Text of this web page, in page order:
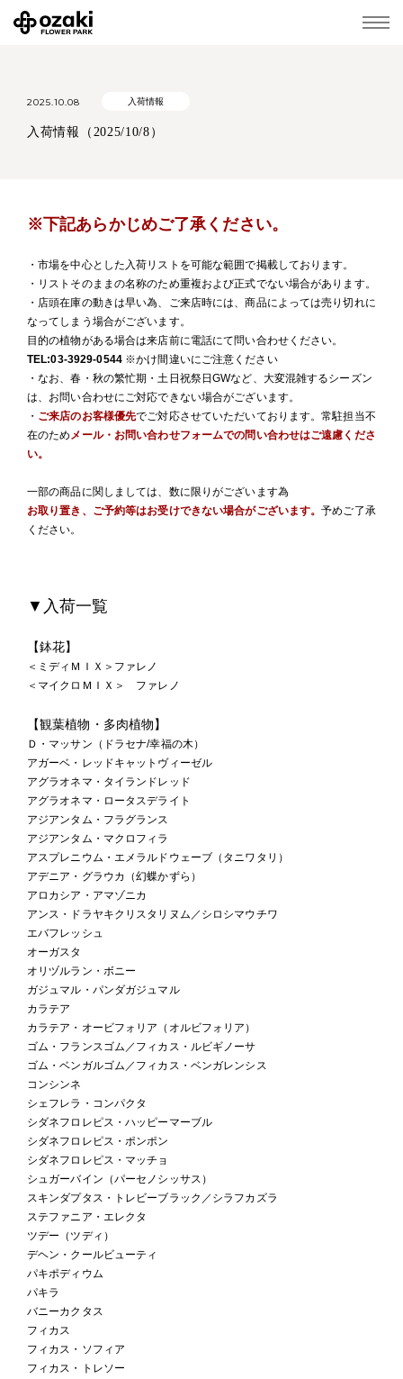
2025.10.08 入荷情報
入荷情報（2025/10/8）
※下記あらかじめご了承ください。
・市場を中心とした入荷リストを可能な範囲で掲載しております。
・リストそのままの名称のため重複および正式でない場合があります。
・店頭在庫の動きは早い為、ご来店時には、商品によっては売り切れに
なってしまう場合がございます。
目的の植物がある場合は来店前に電話にて問い合わせください。
TEL:03-3929-0544※かけ間違いにご注意ください
・なお、春・秋の繁忙期・土日祝祭日GWなど、大変混雑するシーズン
は、お問い合わせにご対応できない場合がございます。
・ ご来店のお客様優先でご対応させていただいております。常駐担当不
在のため メール・お問い合わせフォームでの問い合わせはご遠慮くださ
い。
一部の商品に関しましては、数に限りがございます為
お取り置き、ご予約等はお受けできない場合がございます。予めご了承
ください。
▼入荷一覧
【鉢花】
＜ミディＭＩＸ＞ファレノ
＜マイクロＭＩＸ＞ ファレノ
【観葉植物・多肉植物】
Ｄ・マッサン（ドラセナ/幸福の木）
アガーベ・レッドキャットヴィーゼル
アグラオネマ・タイランドレッド
アグラオネマ・ロータスデライト
アジアンタム・フラグランス
アジアンタム・マクロフィラ
アスプレニウム・エメラルドウェーブ（タニワタリ）
アデニア・グラウカ（幻蝶かずら）
アロカシア・アマゾニカ
アンス・ドラヤキクリスタリヌム／シロシマウチワ
エバフレッシュ
オーガスタ
オリヅルラン・ボニー
ガジュマル・パンダガジュマル
カラテア
カラテア・オービフォリア（オルビフォリア）
ゴム・フランスゴム／フィカス・ルビギノーサ
ゴム・ベンガルゴム／フィカス・ベンガレンシス
コンシンネ
シェフレラ・コンパクタ
シダネフロレピス・ハッピーマーブル
シダネフロレピス・ポンポン
シダネフロレピス・マッチョ
シュガーバイン（パーセノシッサス）
スキンダプタス・トレビーブラック／シラフカズラ
ステファニア・エレクタ
ツデー（ツディ）
デヘン・クールビューティ
パキポディウム
パキラ
バニーカクタス
フィカス
フィカス・ソフィア
フィカス・トレソー